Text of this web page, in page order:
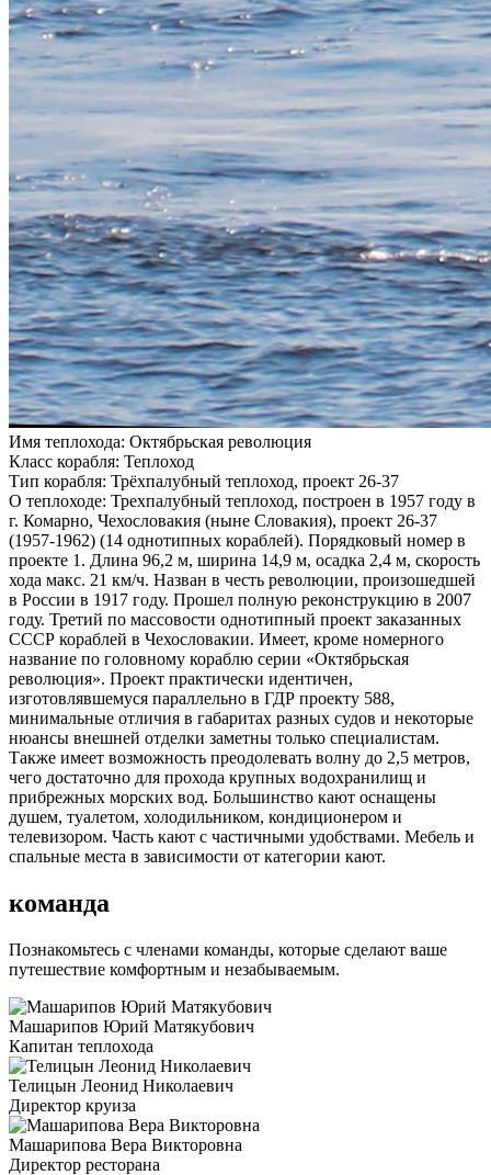
Имя теплохода: Октябрьская революция
Класс корабля: Теплоход
Тип корабля: Трёхпалубный теплоход, проект 26-37
О теплоходе: Трехпалубный теплоход, построен в 1957 году в
г. Комарно, Чехословакия (ныне Словакия), проект 26-37
(1957-1962) (14 однотипных кораблей). Порядковый номер в
проекте 1. Длина 96,2 м, ширина 14,9 м, осадка 2,4 м, скорость
хода макс. 21 км/ч. Назван в честь революции, произошедшей
в России в 1917 году. Прошел полную реконструкцию в 2007
году. Третий по массовости однотипный проект заказанных
СССР кораблей в Чехословакии. Имеет, кроме номерного
название по головному кораблю серии «Октябрьская
революция». Проект практически идентичен,
изготовлявшемуся параллельно в ГДР проекту 588,
минимальные отличия в габаритах разных судов и некоторые
нюансы внешней отделки заметны только специалистам.
Также имеет возможность преодолевать волну до 2,5 метров,
чего достаточно для прохода крупных водохранилищ и
прибрежных морских вод. Большинство кают оснащены
душем, туалетом, холодильником, кондиционером и
телевизором. Часть кают с частичными удобствами. Мебель и
спальные места в зависимости от категории кают.
команда
Познакомьтесь с членами команды, которые сделают ваше
путешествие комфортным и незабываемым.
Машарипов Юрий Матякубович
Капитан теплохода
Телицын Леонид Николаевич
Директор круиза
Машарипова Вера Викторовна
Директор ресторана